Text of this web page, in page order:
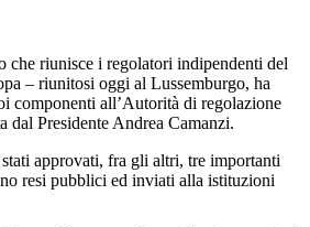
che riunisce i regolatori indipendenti del
– riunitosi oggi al Lussemburgo, ha
componenti all’Autorità di regolazione
dal Presidente Andrea Camanzi.
approvati, fra gli altri, tre importanti
resi pubblici ed inviati alla istituzioni